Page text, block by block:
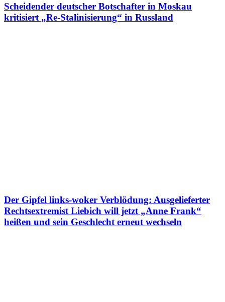
Scheidender deutscher Botschafter in Moskau
kritisiert „Re-Stalinisierung“ in Russland
Der Gipfel links-woker Verblödung: Ausgelieferter
Rechtsextremist Liebich will jetzt „Anne Frank“
heißen und sein Geschlecht erneut wechseln